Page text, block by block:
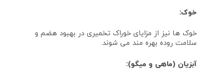
خوک:
خوک‌ ها نیز از مزایای خوراک تخمیری در بهبود هضم و
سلامت روده بهره‌ مند می‌ شوند.
آبزیان (ماهی و میگو):